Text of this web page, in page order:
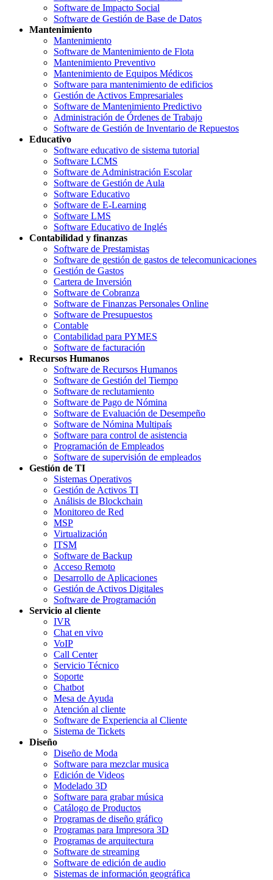
Software de Impacto Social
Software de Gestión de Base de Datos
Mantenimiento
Mantenimiento
Software de Mantenimiento de Flota
Mantenimiento Preventivo
Mantenimiento de Equipos Médicos
Software para mantenimiento de edificios
Gestión de Activos Empresariales
Software de Mantenimiento Predictivo
Administración de Órdenes de Trabajo
Software de Gestión de Inventario de Repuestos
Educativo
Software educativo de sistema tutorial
Software LCMS
Software de Administración Escolar
Software de Gestión de Aula
Software Educativo
Software de E-Learning
Software LMS
Software Educativo de Inglés
Contabilidad y finanzas
Software de Prestamistas
Software de gestión de gastos de telecomunicaciones
Gestión de Gastos
Cartera de Inversión
Software de Cobranza
Software de Finanzas Personales Online
Software de Presupuestos
Contable
Contabilidad para PYMES
Software de facturación
Recursos Humanos
Software de Recursos Humanos
Software de Gestión del Tiempo
Software de reclutamiento
Software de Pago de Nómina
Software de Evaluación de Desempeño
Software de Nómina Multipaís
Software para control de asistencia
Programación de Empleados
Software de supervisión de empleados
Gestión de TI
Sistemas Operativos
Gestión de Activos TI
Análisis de Blockchain
Monitoreo de Red
MSP
Virtualización
ITSM
Software de Backup
Acceso Remoto
Desarrollo de Aplicaciones
Gestión de Activos Digitales
Software de Programación
Servicio al cliente
IVR
Chat en vivo
VoIP
Call Center
Servicio Técnico
Soporte
Chatbot
Mesa de Ayuda
Atención al cliente
Software de Experiencia al Cliente
Sistema de Tickets
Diseño
Diseño de Moda
Software para mezclar musica
Edición de Videos
Modelado 3D
Software para grabar música
Catálogo de Productos
Programas de diseño gráfico
Programas para Impresora 3D
Programas de arquitectura
Software de streaming
Software de edición de audio
Sistemas de información geográfica